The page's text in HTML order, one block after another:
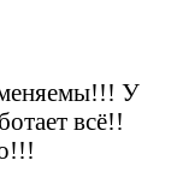
У
всё!!